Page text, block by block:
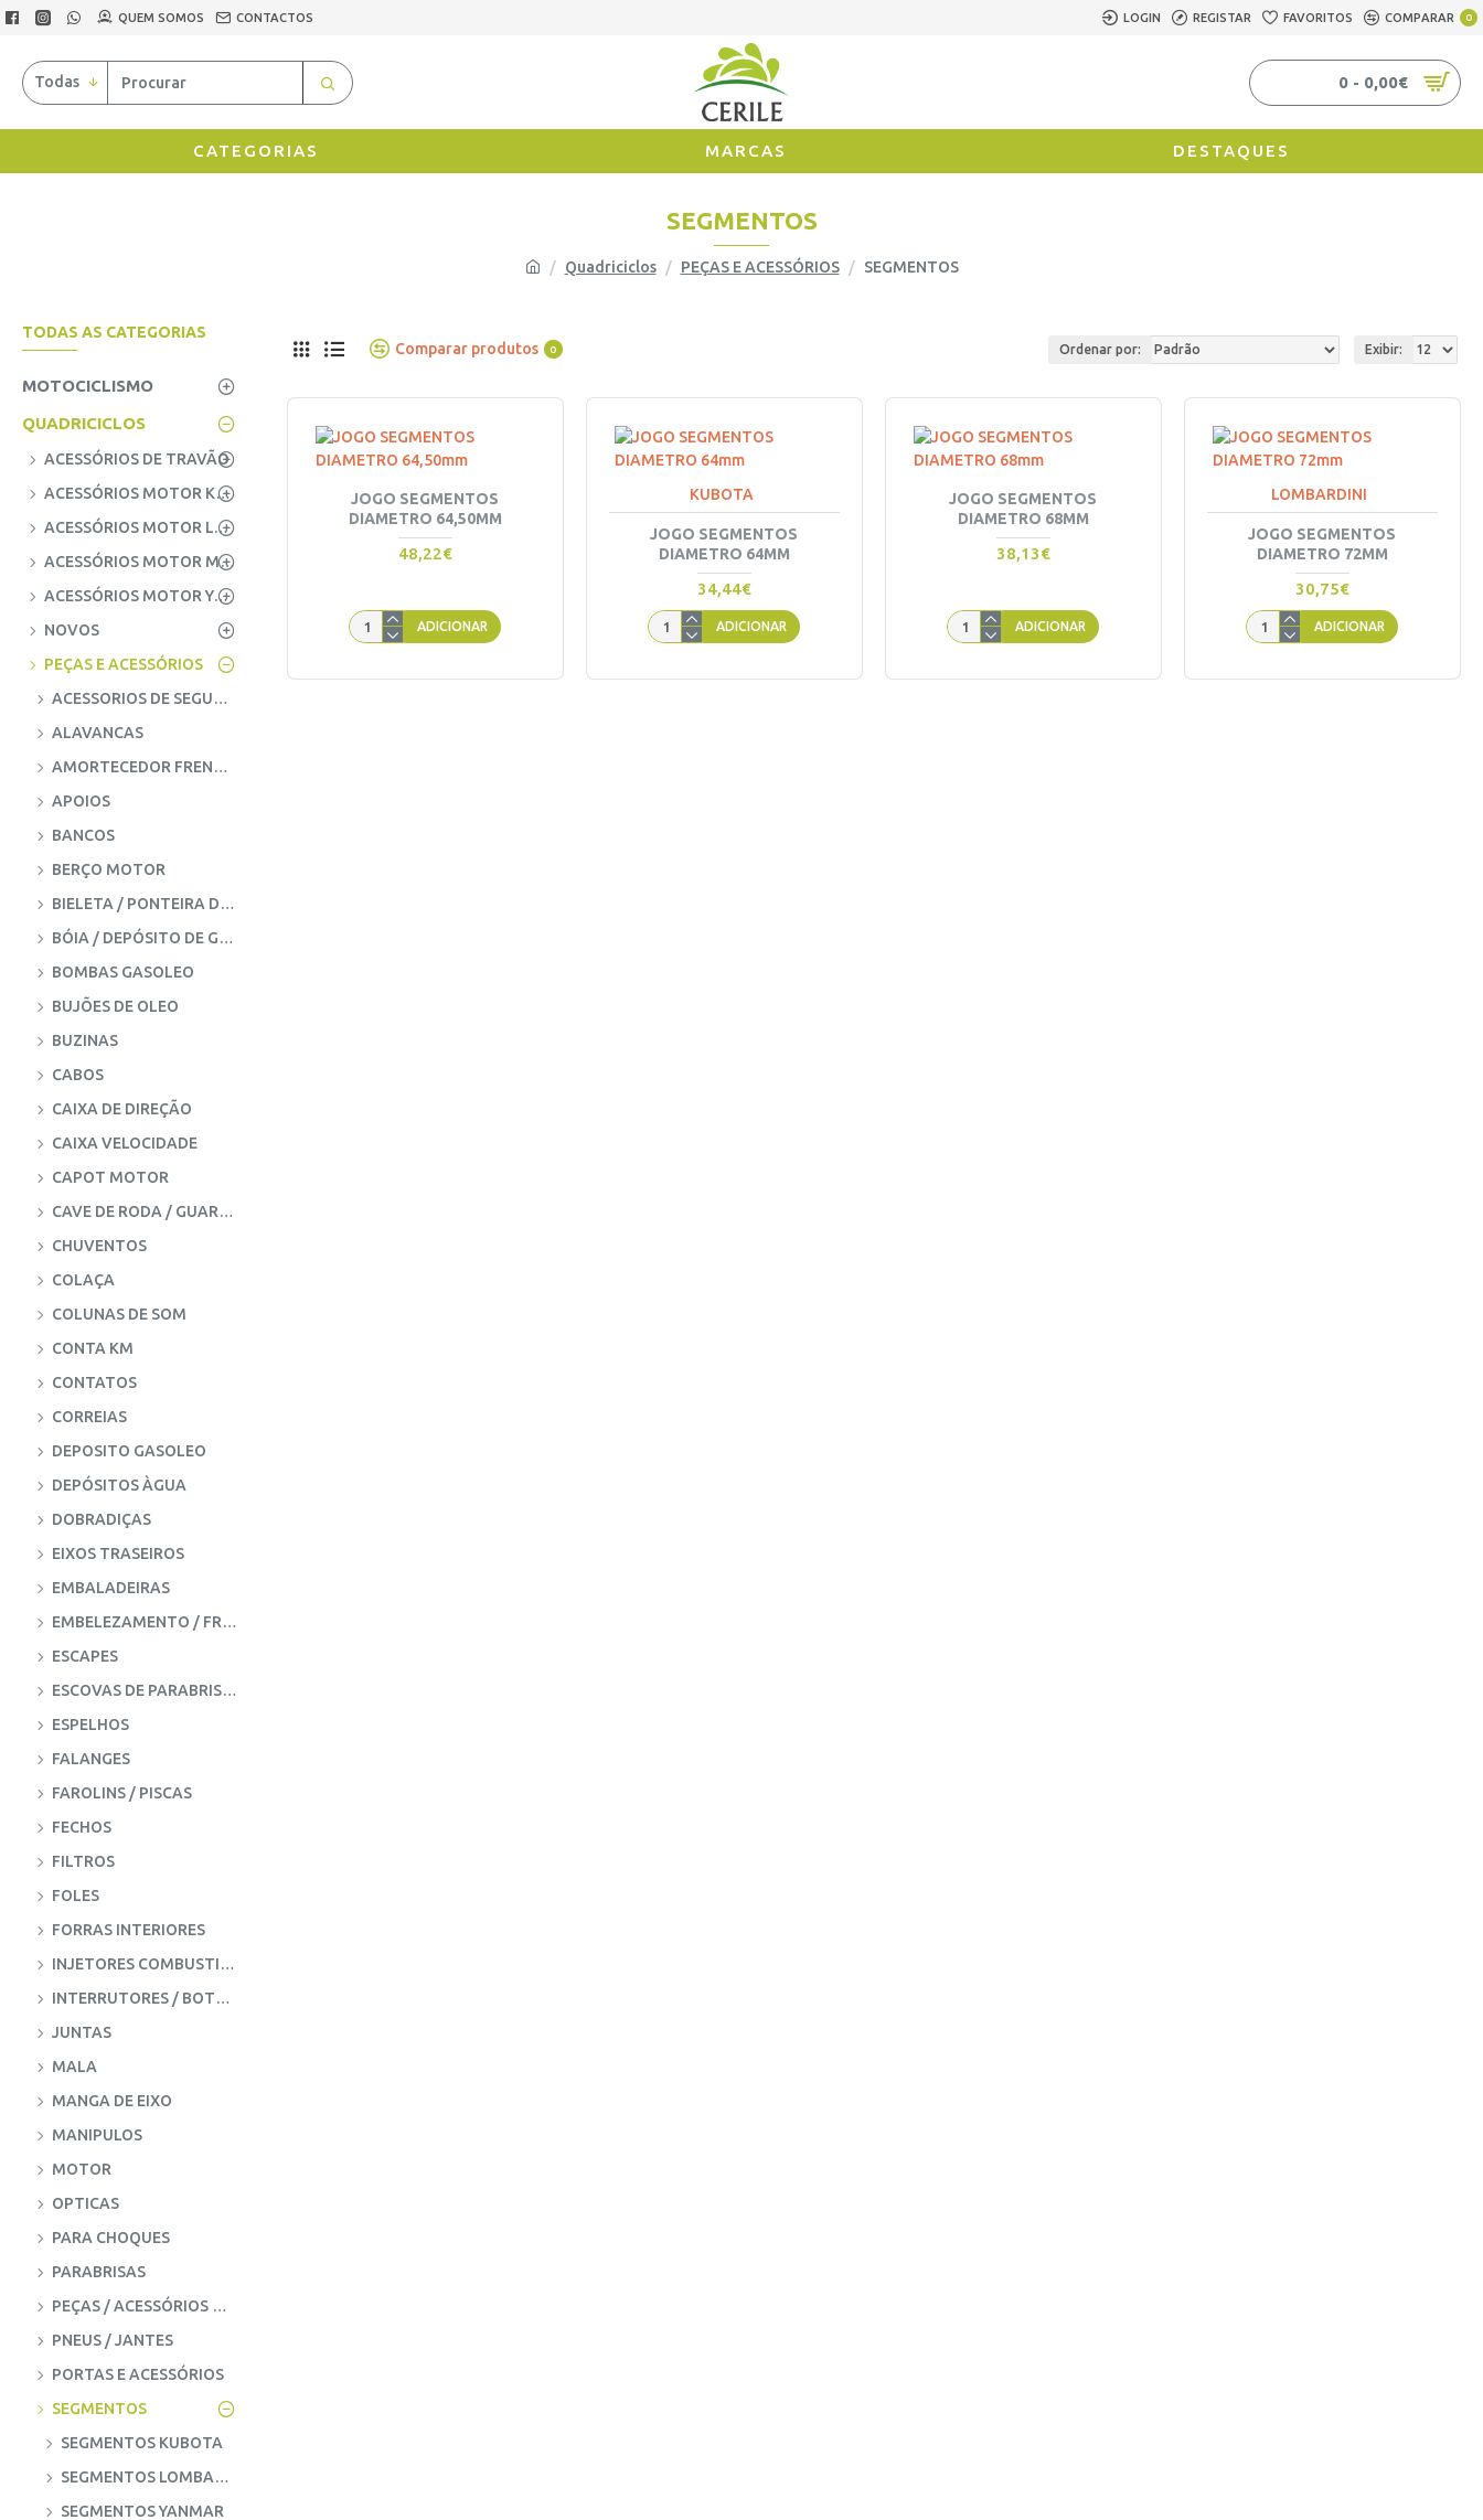
QUEM SOMOS CONTACTOS LOGIN REGISTAR FAVORITOS COMPARAR 0
Todas 0 - 0,00€
CATEGORIAS MARCAS DESTAQUES
Quadriciclos PEÇAS E ACESSÓRIOS SEGMENTOS
SEGMENTOS
TODAS AS CATEGORIAS
MOTOCICLISMO
QUADRICICLOS
ACESSÓRIOS DE TRAVÃO
ACESSÓRIOS MOTOR KUBOTA
ACESSÓRIOS MOTOR LOMBARDINI
ACESSÓRIOS MOTOR MITSUBISHI
ACESSÓRIOS MOTOR YANMAR
NOVOS
PEÇAS E ACESSÓRIOS
ACESSORIOS DE SEGURANÇA
ALAVANCAS
AMORTECEDOR FRENTE E TRÁS
APOIOS
BANCOS
BERÇO MOTOR
BIELETA / PONTEIRA DE DIREÇÃO
BÓIA / DEPÓSITO DE GASÓLEO
BOMBAS GASOLEO
BUJÕES DE OLEO
BUZINAS
CABOS
CAIXA DE DIREÇÃO
CAIXA VELOCIDADE
CAPOT MOTOR
CAVE DE RODA / GUARDA LAMAS
CHUVENTOS
COLAÇA
COLUNAS DE SOM
CONTA KM
CONTATOS
CORREIAS
DEPOSITO GASOLEO
DEPÓSITOS ÀGUA
DOBRADIÇAS
EIXOS TRASEIROS
EMBALADEIRAS
EMBELEZAMENTO / FRISOS
ESCAPES
ESCOVAS DE PARABRISAS
ESPELHOS
FALANGES
FAROLINS / PISCAS
FECHOS
FILTROS
FOLES
FORRAS INTERIORES
INJETORES COMBUSTIVEL
INTERRUTORES / BOTOES
JUNTAS
MALA
MANGA DE EIXO
MANIPULOS
MOTOR
OPTICAS
PARA CHOQUES
PARABRISAS
PEÇAS / ACESSÓRIOS DO MOTOR
PNEUS / JANTES
PORTAS E ACESSÓRIOS
SEGMENTOS
SEGMENTOS KUBOTA
SEGMENTOS LOMBARDINI
SEGMENTOS YANMAR
Comparar produtos 0 Ordenar por: Exibir:
JOGO SEGMENTOS
DIAMETRO 64,50MM
48,22€
ADICIONAR
KUBOTA
JOGO SEGMENTOS
DIAMETRO 64MM
34,44€
ADICIONAR
JOGO SEGMENTOS
DIAMETRO 68MM
38,13€
ADICIONAR
LOMBARDINI
JOGO SEGMENTOS
DIAMETRO 72MM
30,75€
ADICIONAR